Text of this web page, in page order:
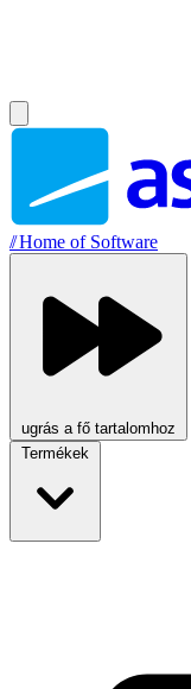
//Home of Software
ugrás a fő tartalomhoz
Termékek